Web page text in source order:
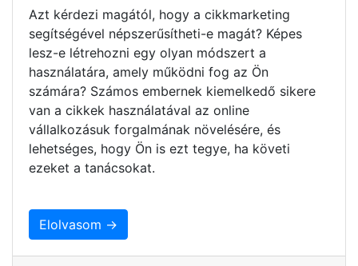
Azt kérdezi magától, hogy a cikkmarketing
segítségével népszerűsítheti-e magát? Képes
lesz-e létrehozni egy olyan módszert a
használatára, amely működni fog az Ön
számára? Számos embernek kiemelkedő sikere
van a cikkek használatával az online
vállalkozásuk forgalmának növelésére, és
lehetséges, hogy Ön is ezt tegye, ha követi
ezeket a tanácsokat.
Elolvasom →